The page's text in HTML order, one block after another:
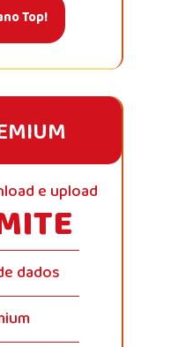
Top!
e upload
dados